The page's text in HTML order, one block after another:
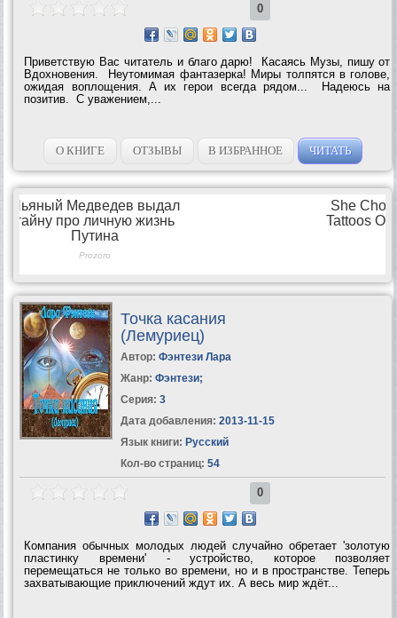
0
Приветствую Вас читатель и благо дарю! Касаясь Музы, пишу от
Вдохновения. Неутомимая фантазерка! Миры толпятся в голове,
ожидая воплощения. А их герои всегда рядом... Надеюсь на
позитив. С уважением,...
О КНИГЕ ОТЗЫВЫ В ИЗБРАННОЕ ЧИТАТЬ
Точка касания
(Лемуриец)
Автор: Фэнтези Лара
Жанр: Фэнтези;
Серия: 3
Дата добавления: 2013-11-15
Язык книги: Русский
Кол-во страниц: 54
0
Компания обычных молодых людей случайно обретает 'золотую
пластинку времени' - устройство, которое позволяет
перемещаться не только во времени, но и в пространстве. Теперь
захватывающие приключений ждут их. А весь мир ждёт...